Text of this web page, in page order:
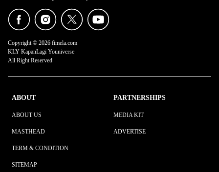
Copyright © 2026 fimela.com
KLY KapanLagi Youniverse
All Right Reserved
ABOUT
ABOUT US
MASTHEAD
TERM & CONDITION
SITEMAP
PARTNERSHIPS
MEDIA KIT
ADVERTISE